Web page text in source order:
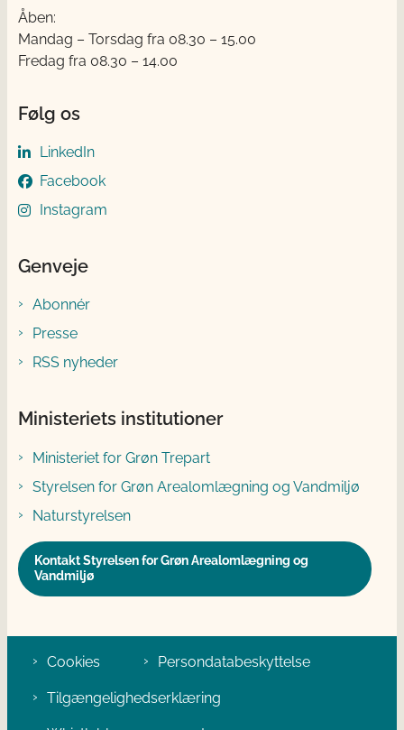
Åben:
Mandag – Torsdag fra 08.30 – 15.00
Fredag fra 08.30 – 14.00
Følg os
LinkedIn
Facebook
Instagram
Genveje
Abonnér
Presse
RSS nyheder
Ministeriets institutioner
Ministeriet for Grøn Trepart
Styrelsen for Grøn Arealomlægning og Vandmiljø
Naturstyrelsen
Kontakt Styrelsen for Grøn Arealomlægning og
Vandmiljø
Cookies Persondatabeskyttelse
Tilgængelighedserklæring